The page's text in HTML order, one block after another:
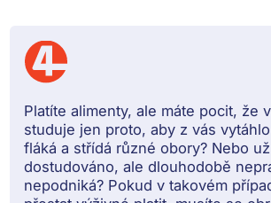
Platíte alimenty, ale máte pocit, že
studuje jen proto, aby z vás
fláká a střídá různé obory? Nebo
dostudováno, ale dlouhodobě
nepodniká? Pokud v takovém